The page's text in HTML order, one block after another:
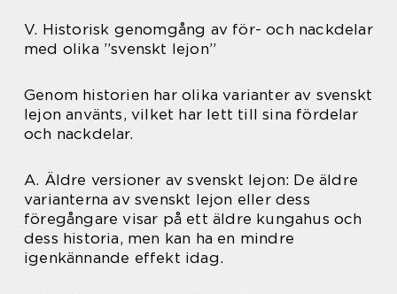
V. Historisk genomgång av för- och nackdelar
med olika ”svenskt lejon”
Genom historien har olika varianter av svenskt
lejon använts, vilket har lett till sina fördelar
och nackdelar.
A. Äldre versioner av svenskt lejon: De äldre
varianterna av svenskt lejon eller dess
föregångare visar på ett äldre kungahus och
dess historia, men kan ha en mindre
igenkännande effekt idag.